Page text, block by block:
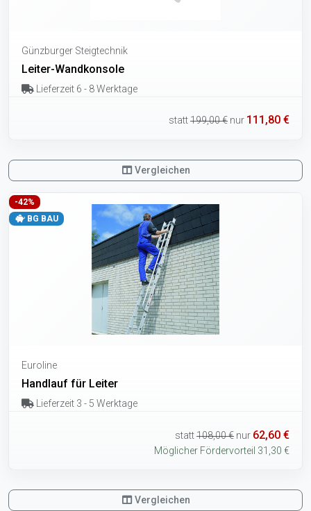
Günzburger Steigtechnik
Leiter-Wandkonsole
Lieferzeit 6 - 8 Werktage
statt199,00 € nur 111,80 €
Vergleichen
-42%
BG BAU
Euroline
Handlauf für Leiter
Lieferzeit 3 - 5 Werktage
statt108,00 € nur 62,60 €
Möglicher Fördervorteil 31,30 €
Vergleichen